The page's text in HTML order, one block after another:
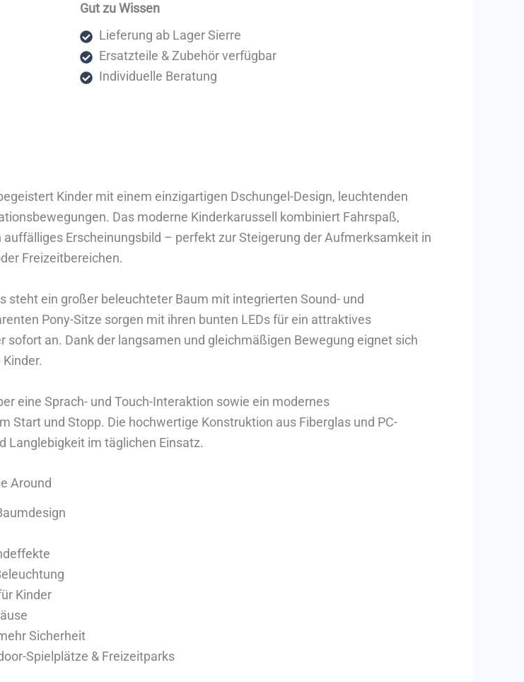
Gut zu Wissen
Lieferung ab Lager Sierre
Ersatzteile & Zubehör verfügbar
Individuelle Beratung
Kinder mit einem einzigartigen Dschungel-Design, leuchtenden
Das moderne Kinderkarussell kombiniert Fahrspaß,
Erscheinungsbild – perfekt zur Steigerung der Aufmerksamkeit in
Freizeitbereichen.
steht ein großer beleuchteter Baum mit integrierten Sound- und
Pony-Sitze sorgen mit ihren bunten LEDs für ein attraktives
sofort an. Dank der langsamen und gleichmäßigen Bewegung eignet sich
eine Sprach- und Touch-Interaktion sowie ein modernes
Start und Stopp. Die hochwertige Konstruktion aus Fiberglas und PC-
Langlebigkeit im täglichen Einsatz.
Around
Kinder
Sicherheit
Spielplätze & Freizeitparks